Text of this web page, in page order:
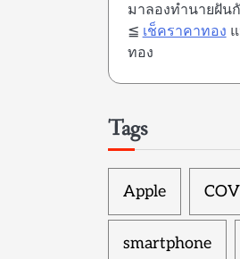
มาลองทำนายฝัน
≦ เช็คราคาทอง
ทอง
Tags
Apple
smartphone